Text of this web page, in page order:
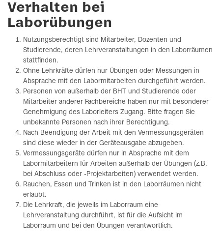
Verhalten bei
Laborübungen
Nutzungsberechtigt sind Mitarbeiter, Dozenten und
Studierende, deren Lehrveranstaltungen in den Laborräumen
stattfinden.
Ohne Lehrkräfte dürfen nur Übungen oder Messungen in
Absprache mit den Labormitarbeiten durchgeführt werden.
Personen von außerhalb der BHT und Studierende oder
Mitarbeiter anderer Fachbereiche haben nur mit besonderer
Genehmigung des Laborleiters Zugang. Bitte fragen Sie
unbekannte Personen nach ihrer Berechtigung.
Nach Beendigung der Arbeit mit den Vermessungsgeräten
sind diese wieder in der Geräteausgabe abzugeben.
Vermessungsgeräte dürfen nur in Absprache mit dem
Labormitarbeitern für Arbeiten außerhalb der Übungen (z.B.
bei Abschluss oder -Projektarbeiten) verwendet werden.
Rauchen, Essen und Trinken ist in den Laborräumen nicht
erlaubt.
Die Lehrkraft, die jeweils im Laborraum eine
Lehrveranstaltung durchführt, ist für die Aufsicht im
Laborraum und bei den Übungen verantwortlich.